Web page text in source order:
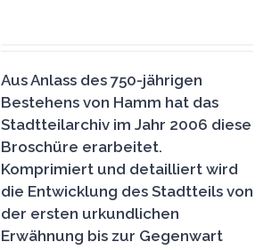
Aus Anlass des 750-jährigen
Bestehens von Hamm hat das
Stadtteilarchiv im Jahr 2006 diese
Broschüre erarbeitet.
Komprimiert und detailliert wird
die Entwicklung des Stadtteils von
der ersten urkundlichen
Erwähnung bis zur Gegenwart